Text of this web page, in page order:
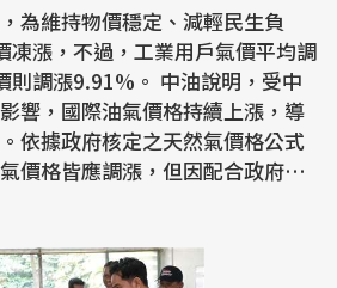
為維持物價穩定、減輕民生負
凍漲，不過，工業用戶氣價平均調
。 中油說明，受中
響，國際油氣價格持續上漲，導
依據政府核定之天然氣價格公式
價格皆應調漲，但因配合政府穩